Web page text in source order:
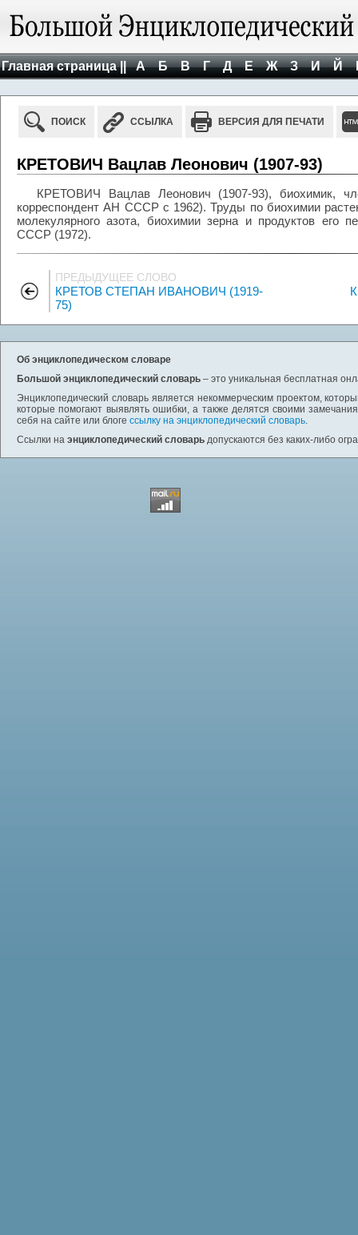
Главная страница || А Б В Г Д Е Ж З И Й
ПОИСК ССЫЛКА ВЕРСИЯ ДЛЯ ПЕЧАТИ
КРЕТОВИЧ Вацлав Леонович (1907-93)
КРЕТОВИЧ Вацлав Леонович (1907-93), биохимик,
корреспондент АН СССР с 1962). Труды по биохимии
молекулярного азота, биохимии зерна и продуктов его
СССР (1972).
ПРЕДЫДУЩЕЕ СЛОВО
КРЕТОВ СТЕПАН ИВАНОВИЧ (1919-
75)
Об энциклопедическом словаре
Большой энциклопедический словарь – это уникальная бесплатная
Энциклопедический словарь является некоммерческим проектом,
которые помогают выявлять ошибки, а также делятся своими
себя на сайте или блоге ссылку на энциклопедический словарь.
Ссылки на энциклопедический словарь допускаются без каких-либо